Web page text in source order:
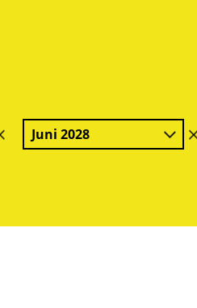
Filter
löschen
Juni 2028